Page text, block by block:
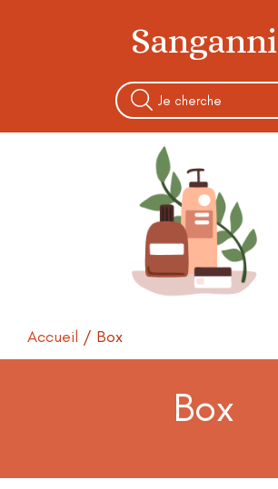
Sanganni
Accueil / Box
Box